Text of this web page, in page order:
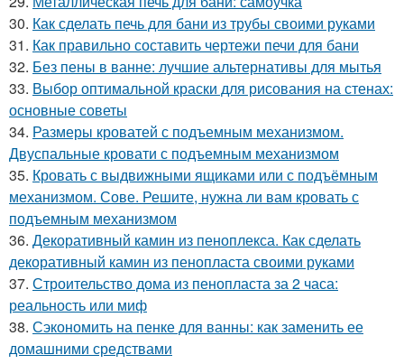
30. Как сделать печь для бани из трубы своими руками
31. Как правильно составить чертежи печи для бани
32. Без пены в ванне: лучшие альтернативы для мытья
33. Выбор оптимальной краски для рисования на стенах:
основные советы
34. Размеры кроватей с подъемным механизмом.
Двуспальные кровати с подъемным механизмом
35. Кровать с выдвижными ящиками или с подъёмным
механизмом. Сове. Решите, нужна ли вам кровать с
подъемным механизмом
36. Декоративный камин из пеноплекса. Как сделать
декоративный камин из пенопласта своими руками
37. Строительство дома из пенопласта за 2 часа:
реальность или миф
38. Сэкономить на пенке для ванны: как заменить ее
домашними средствами